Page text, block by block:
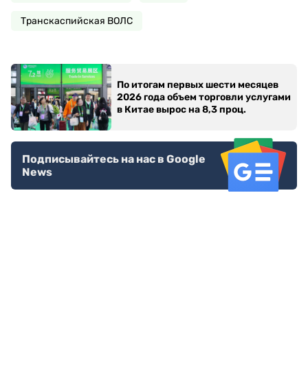
Транскаспийская ВОЛС
По итогам первых шести месяцев
2026 года объем торговли услугами
в Китае вырос на 8,3 проц.
Подписывайтесь на нас в Google
News